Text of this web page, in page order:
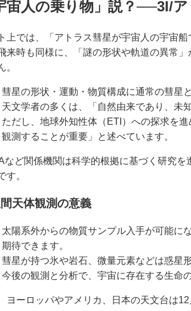
宙人の乗り物」説？──3I/
上では、「アトラス彗星が宇宙人の宇宙
来時も同様に、「謎の形状や軌道の異常
。
彗星の形状・運動・物質構成に通常の彗星
天文学者の多くは、「自然由来であり、未
ただし、地球外知性体（ETI）への探求を
観測することが重要」と述べています。
など関係機関は科学的根拠に基づく研究
す。
天体観測の意義
太陽系外からの物質サンプル入手が可能に
期待できます。
彗星が持つ氷や岩石、微量元素などは惑星
今後の観測と分析で、宇宙に存在する生命
ヨーロッパやアメリカ、日本の天文台は